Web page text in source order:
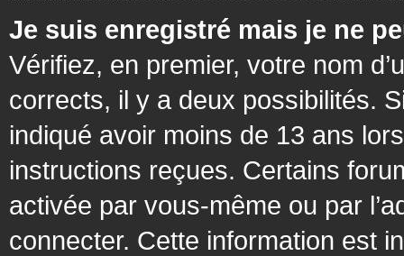
Je suis enregistré mais je ne
Vérifiez, en premier, votre nom
corrects, il y a deux possibilités.
indiqué avoir moins de 13 ans
instructions reçues. Certains
activée par vous-même ou par
connecter. Cette information est